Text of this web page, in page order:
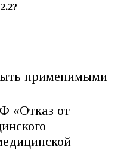
применимыми
«Отказ от